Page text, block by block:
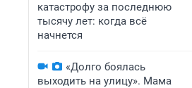
катастрофу за последнюю
тысячу лет: когда всё
начнется
«Долго боялась
выходить на улицу». Мама